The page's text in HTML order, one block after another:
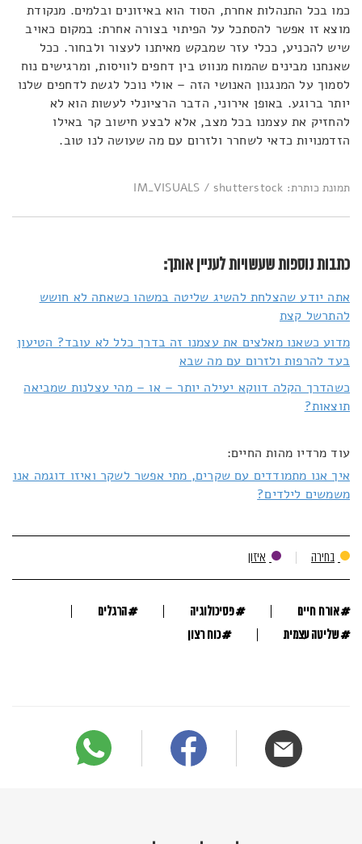
כמו בכל התנהלות אחרת, הסוד הוא באיזונים ובלמים. מנקודת
מוצא זו אפשר להסתכל על הפיתוי בצורה אחרת: במקום כאויב
שיש להכניע, ככלי עזר שמבקש מאיתנו לעצור ולבחור. ככל
שאנחנו מבינים שהמוח מנווט בין דחפים לוויסות, ומרגישים נוח
לסמוך על המנגנון האנושי הזה – אולי נוכל לגשת לדחפים שלנו
יותר ברוגע. באופן אירוני, הדבר הרציונלי לעשות הוא לא
להחזיק את עצמנו בכל מצב, אלא לבצע חישוב קר באילו
הזדמנויות כדאי לשחרר ולזרום עם מה שעושה לנו טוב.
תמונת כותרת: IM_VISUALS / shutterstock
כתבות נוספות שעשויות לעניין אותך:
אתה יודע שהצלחת להשיג שליטה במשהו כשאתה לא חושש
להתרשל קצת
מדוע כשאנו מאלצים את עצמנו זה בדרך כלל לא עובד? הטיעון
בעד להרפות ולזרום עם מה שבא
כשהדרך הקלה דווקא יעילה יותר – או – מהי עצלנות שמביאה
תוצאות?
עוד מרדיו מהות החיים:
איך אנו מתמודדים עם שקרים, מתי אפשר לשקר ואיזו דוגמה אנו
משמשים לילדים?
בחירה איזון
#אורח חיים #פסיכולוגיה #הרגלים
#שליטה עצמית #כוח רצון